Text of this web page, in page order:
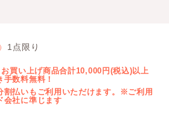
1点限り
買い上げ商品合計10,000円(税込)以上
数料無料！
割払いもご利用いただけます。※ご利用
会社に準じます